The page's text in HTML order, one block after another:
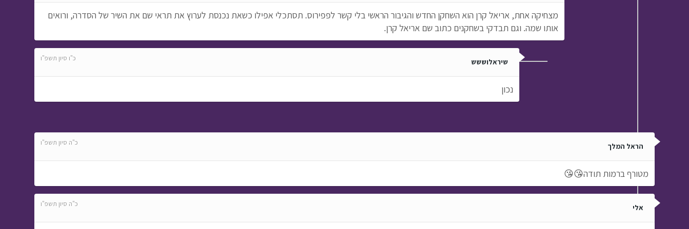
מצחיקה אחת, אריאל קרן הוא השחקן החדש והגיבור הראשי בלי קשר לפפירוס. תסתכלי אפילו כשאת נכנסת לערוץ את תראי שם את השיר של הסדרה, ורואים
אותו שמה. וגם תבדקי בשחקנים כתוב שם אריאל קרן.
שיראלוששש כ"ו סיון תשפ"ו
נכון
הראל המלך כ"ה סיון תשפ"ו
מטורף ברמות תודה😘😘
אלי כ"ה סיון תשפ"ו